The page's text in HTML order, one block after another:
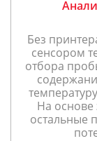
Без
сенсором
отбора
На основе
остальные